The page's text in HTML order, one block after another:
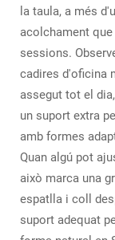
la taula, a més
acolchament
sessions.
cadires d'oficina
assegut tot el
un suport extra
amb formes
Quan algú pot
això marca una
espatlla i coll
suport adequat